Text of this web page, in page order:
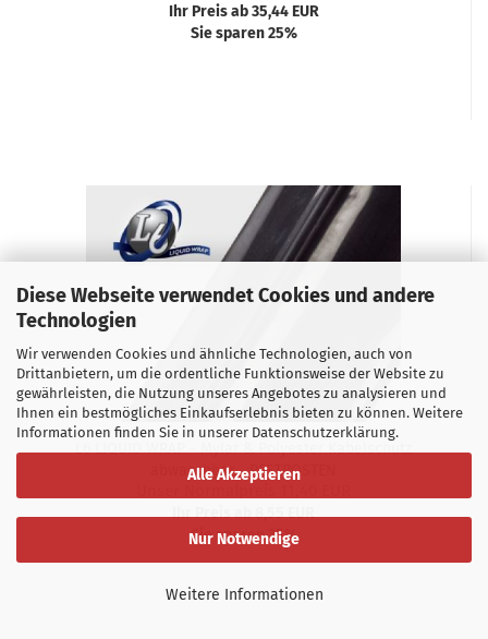
Diese Webseite verwendet Cookies und andere
Technologien
Wir verwenden Cookies und ähnliche Technologien, auch von
Drittanbietern, um die ordentliche Funktionsweise der Website zu
gewährleisten, die Nutzung unseres Angebotes zu analysieren und
Ihnen ein bestmögliches Einkaufserlebnis bieten zu können. Weitere
Informationen finden Sie in unserer Datenschutzerklärung.
Alle Akzeptieren
Nur Notwendige
Weitere Informationen
Ihr Preis ab 35,44 EUR
Sie sparen 25%
L6 LIQUID WRAP - Mylar & Polyester Kabelschutz
abwaschbar - RESTPOSTEN
Ihr Preis ab 8,55 EUR
Sie sparen 25%